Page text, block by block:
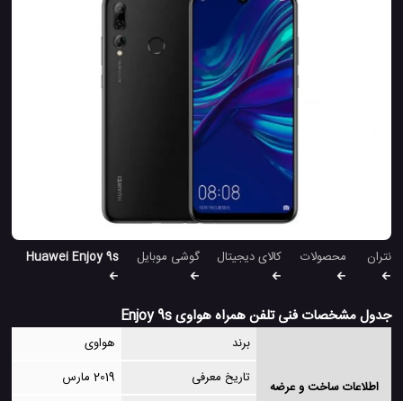
نتران محصولات کالای دیجیتال گوشی موبایل Huawei Enjoy 9s
جدول مشخصات فنی تلفن همراه هواوی Enjoy 9s
اطلاعات ساخت و عرضه
برند
هواوی
تاریخ معرفی
2019 مارس